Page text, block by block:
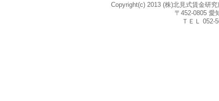
Copyright(c) 2013 (株)北見式賃金研
〒452-0805 愛
ＴＥＬ 052-